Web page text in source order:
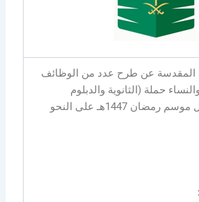
المقدسة عن طرح عدد من الوظائف
حملة (الثانوية والدبلوم
والبكالوريوس) خلال موسم رمضان 1447هـ على النحو